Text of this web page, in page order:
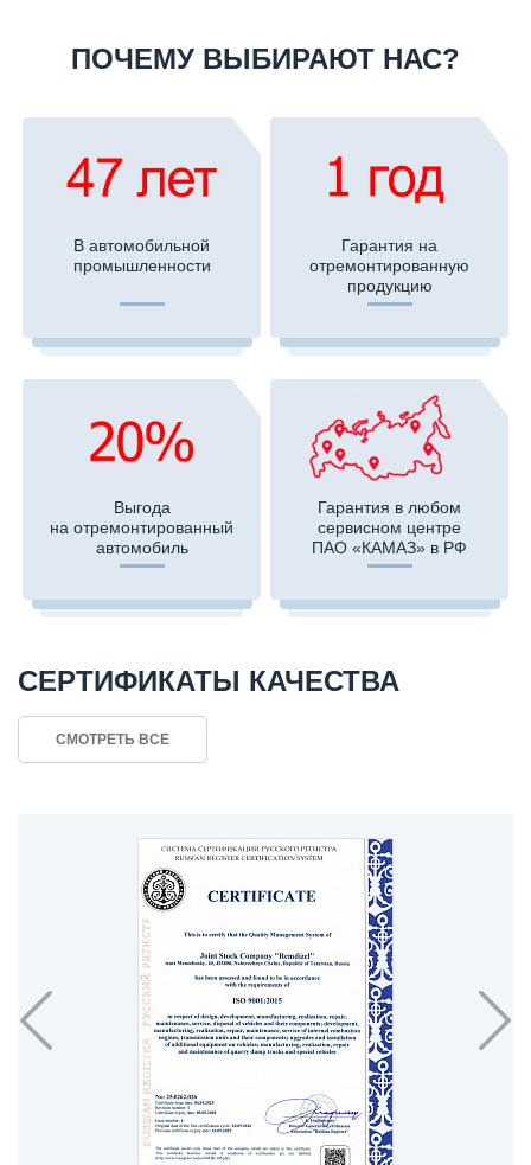
ПОЧЕМУ ВЫБИРАЮТ НАС?
В автомобильной
промышленности
Гарантия на
отремонтированную
продукцию
Выгода
на отремонтированный
автомобиль
Гарантия в любом
сервисном центре
ПАО «КАМАЗ» в РФ
СЕРТИФИКАТЫ КАЧЕСТВА
СМОТРЕТЬ ВСЕ